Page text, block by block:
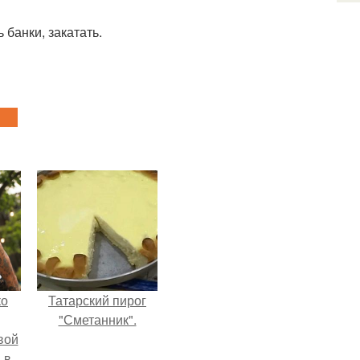
закатать.
Татарский пирог
"Сметанник".